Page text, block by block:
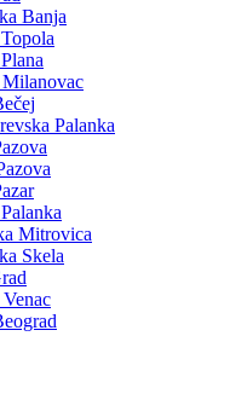
Banja
Milanovac
Palanka
Mitrovica
Skela